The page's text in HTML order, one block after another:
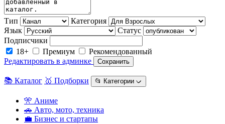
Тип
Категория
Язык
Статус
Подписчики
18+
Премиум
Рекомендованный
Редактировать в админке
Сохранить
📚 Каталог 🥇 Подборки 📂 Категории ᨆ
🎌 Аниме
🚗 Авто, мото, техника
💼 Бизнес и стартапы